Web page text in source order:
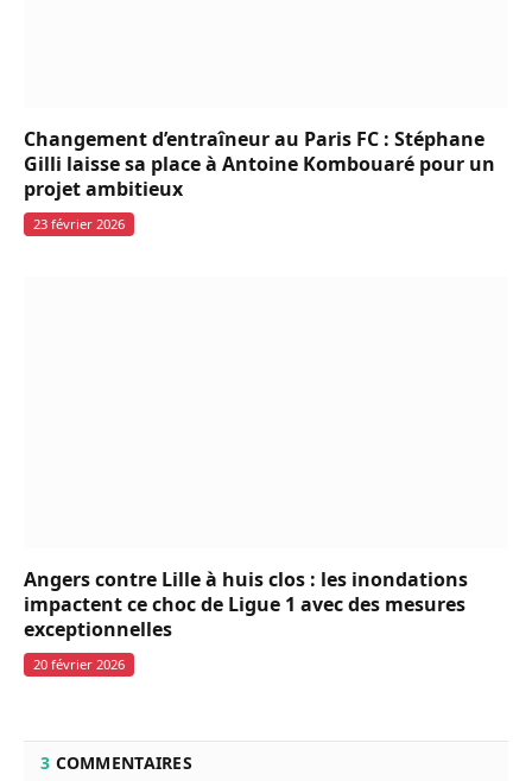
Changement d’entraîneur au Paris FC : Stéphane
Gilli laisse sa place à Antoine Kombouaré pour un
projet ambitieux
23 février 2026
Angers contre Lille à huis clos : les inondations
impactent ce choc de Ligue 1 avec des mesures
exceptionnelles
20 février 2026
3 COMMENTAIRES